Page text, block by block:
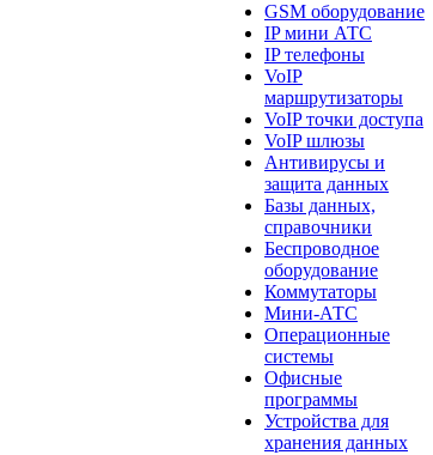
GSM оборудование
IP мини АТС
IP телефоны
VoIP
маршрутизаторы
VoIP точки доступа
VoIP шлюзы
Антивирусы и
защита данных
Базы данных,
справочники
Беспроводное
оборудование
Коммутаторы
Мини-АТС
Операционные
системы
Офисные
программы
Устройства для
хранения данных